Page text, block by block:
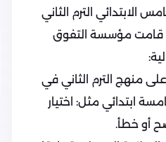
الابتدائي الترم الثاني
مؤسسة التفوق
منهج الترم الثاني في
ابتدائي مثل: اختيار
أو خطأ.